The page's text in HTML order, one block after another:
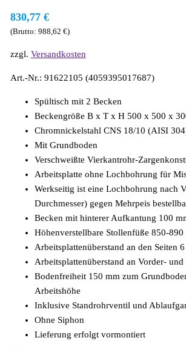
830,77 €
(Brutto: 988,62 €)
zzgl. Versandkosten
Art.-Nr.: 91622105 (4059395017687)
Spültisch mit 2 Becken
Beckengröße B x T x H 500 x 500 x
Chromnickelstahl CNS 18/10 (AISI
Mit Grundboden
Verschweißte Vierkantrohr-
Arbeitsplatte ohne Lochbohrung für
Werkseitig ist eine Lochbohrung nach
Durchmesser) gegen Mehrpeis
Becken mit hinterer Aufkantung 100
Höhenverstellbare Stollenfüße 850-890
Arbeitsplattenüberstand an den Seiten
Arbeitsplattenüberstand an Vorder-
Bodenfreiheit 150 mm zum
Arbeitshöhe
Inklusive Standrohrventil und
Ohne Siphon
Lieferung erfolgt vormontiert